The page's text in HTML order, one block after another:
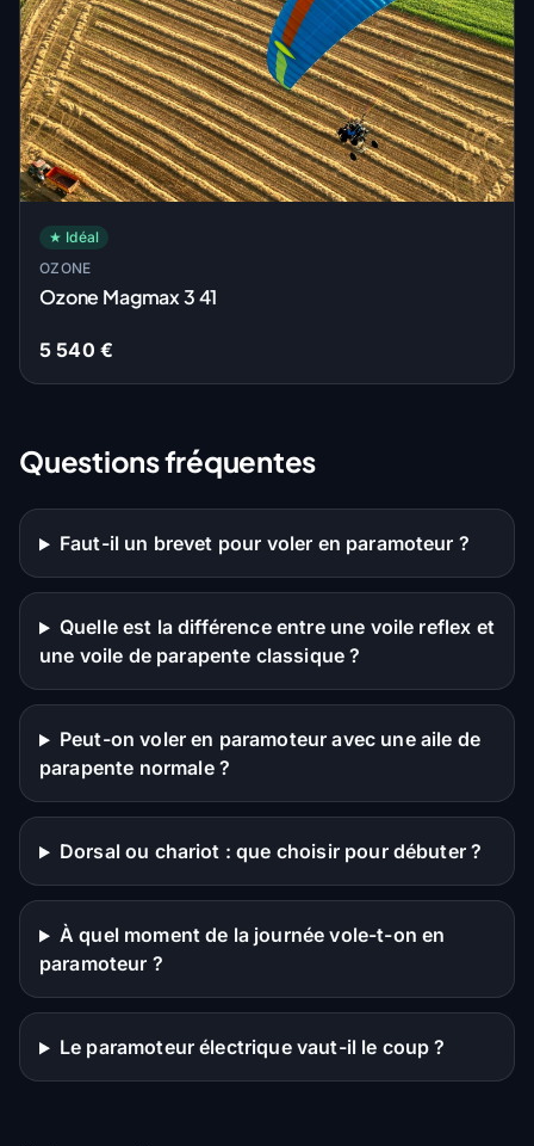
★ Idéal
OZONE
Ozone Magmax 3 41
5 540 €
Questions fréquentes
Faut-il un brevet pour voler en paramoteur ?
Quelle est la différence entre une voile reflex et
une voile de parapente classique ?
Peut-on voler en paramoteur avec une aile de
parapente normale ?
Dorsal ou chariot : que choisir pour débuter ?
À quel moment de la journée vole-t-on en
paramoteur ?
Le paramoteur électrique vaut-il le coup ?